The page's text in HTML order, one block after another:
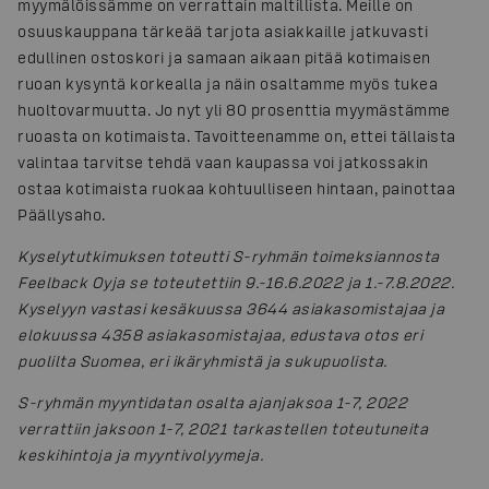
myymälöissämme on verrattain maltillista. Meille on
osuuskauppana tärkeää tarjota asiakkaille jatkuvasti
edullinen ostoskori ja samaan aikaan pitää kotimaisen
ruoan kysyntä korkealla ja näin osaltamme myös tukea
huoltovarmuutta. Jo nyt yli 80 prosenttia myymästämme
ruoasta on kotimaista. Tavoitteenamme on, ettei tällaista
valintaa tarvitse tehdä vaan kaupassa voi jatkossakin
ostaa kotimaista ruokaa kohtuulliseen hintaan, painottaa
Päällysaho.
Kyselytutkimuksen toteutti S-ryhmän toimeksiannosta
Feelback Oyja se toteutettiin 9.-16.6.2022 ja 1.-7.8.2022.
Kyselyyn vastasi kesäkuussa 3644 asiakasomistajaa ja
elokuussa 4358 asiakasomistajaa, edustava otos eri
puolilta Suomea, eri ikäryhmistä ja sukupuolista.
S-ryhmän myyntidatan osalta ajanjaksoa 1-7, 2022
verrattiin jaksoon 1-7, 2021 tarkastellen toteutuneita
keskihintoja ja myyntivolyymeja.